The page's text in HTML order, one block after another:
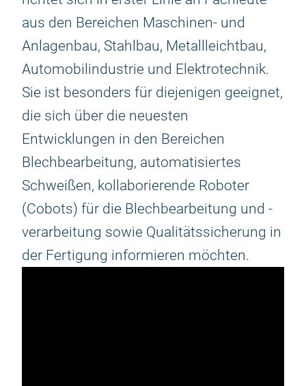
aus den Bereichen Maschinen- und
Anlagenbau, Stahlbau, Metallleichtbau,
Automobilindustrie und Elektrotechnik.
Sie ist besonders für diejenigen geeignet,
die sich über die neuesten
Entwicklungen in den Bereichen
Blechbearbeitung, automatisiertes
Schweißen, kollaborierende Roboter
(Cobots) für die Blechbearbeitung und -
verarbeitung sowie Qualitätssicherung in
der Fertigung informieren möchten.